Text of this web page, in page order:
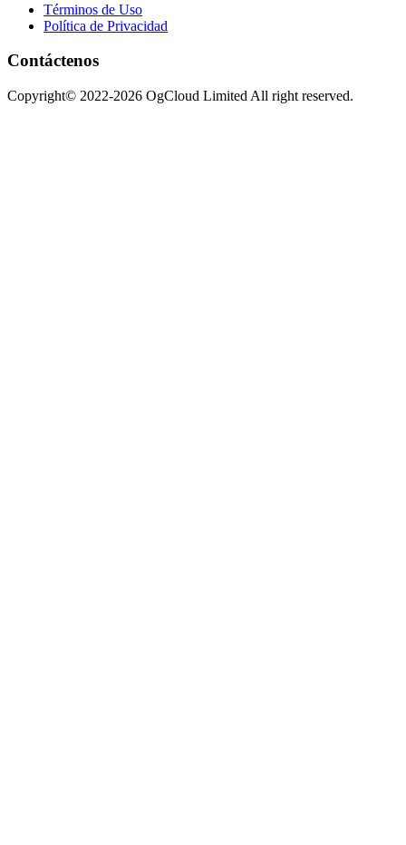
Términos de Uso
Política de Privacidad
Contáctenos
Copyright© 2022-2026 OgCloud Limited All right reserved.